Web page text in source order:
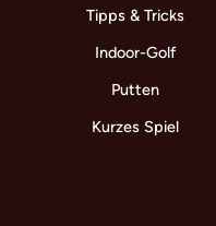
Tipps & Tricks
Indoor-Golf
Putten
Kurzes Spiel